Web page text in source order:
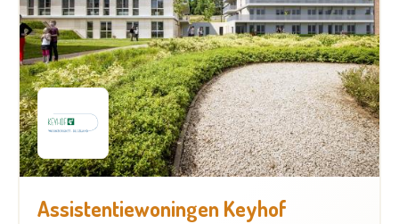
Assistentiewoningen Keyhof